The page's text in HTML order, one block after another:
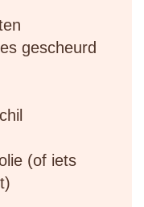
gescheurd
(of iets